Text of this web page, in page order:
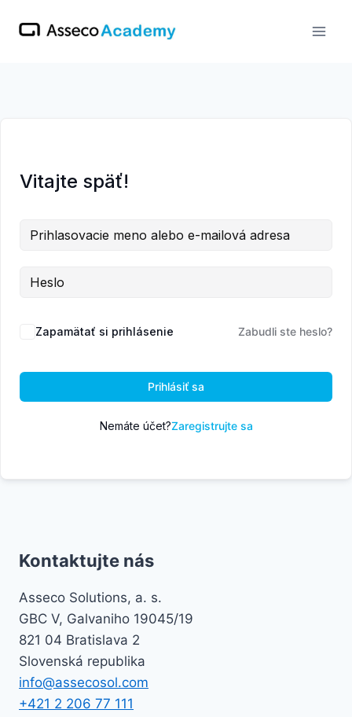
Vitajte späť!
Zapamätať si prihlásenie Zabudli ste heslo?
Prihlásiť sa
Nemáte účet?Zaregistrujte sa
Kontaktujte nás
Asseco Solutions, a. s.
GBC V, Galvaniho 19045/19
821 04 Bratislava 2
Slovenská republika
info@assecosol.com
+421 2 206 77 111